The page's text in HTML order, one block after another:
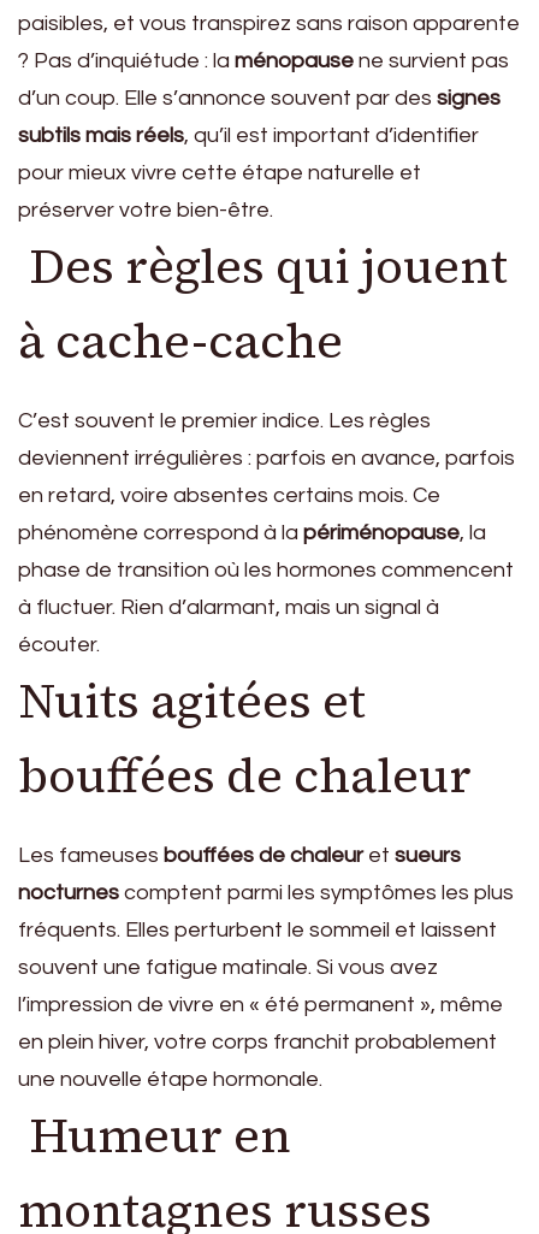
paisibles, et vous transpirez sans raison apparente
? Pas d’inquiétude : la ménopause ne survient pas
d’un coup. Elle s’annonce souvent par des signes
subtils mais réels, qu’il est important d’identifier
pour mieux vivre cette étape naturelle et
préserver votre bien-être.
Des règles qui jouent
à cache-cache
C’est souvent le premier indice. Les règles
deviennent irrégulières : parfois en avance, parfois
en retard, voire absentes certains mois. Ce
phénomène correspond à la périménopause, la
phase de transition où les hormones commencent
à fluctuer. Rien d’alarmant, mais un signal à
écouter.
Nuits agitées et
bouffées de chaleur
Les fameuses bouffées de chaleuret sueurs
nocturnes comptent parmi les symptômes les plus
fréquents. Elles perturbent le sommeil et laissent
souvent une fatigue matinale. Si vous avez
l’impression de vivre en « été permanent », même
en plein hiver, votre corps franchit probablement
une nouvelle étape hormonale.
Humeur en
montagnes russes